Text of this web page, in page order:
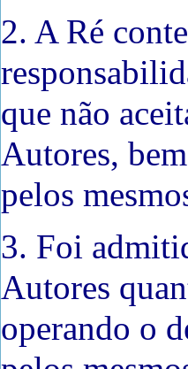
2. A Ré
que não
Autores,
pelos
3. Foi
Autores
operando o